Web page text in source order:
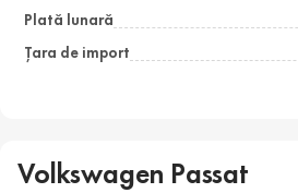
Plată lunară
Țara de import
Volkswagen Passat